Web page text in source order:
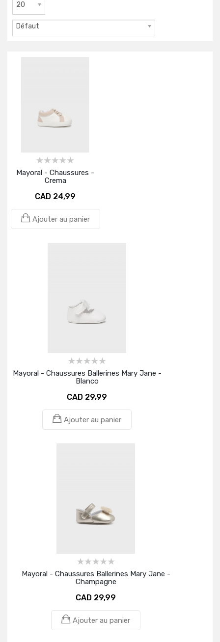
20
Défaut
Mayoral - Chaussures -
Crema
CAD 24,99
Ajouter au panier
Mayoral - Chaussures Ballerines Mary Jane -
Blanco
CAD 29,99
Ajouter au panier
Mayoral - Chaussures Ballerines Mary Jane -
Champagne
CAD 29,99
Ajouter au panier